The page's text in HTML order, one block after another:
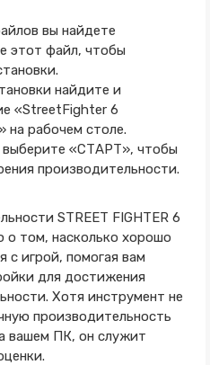
вы найдете
этот файл, чтобы
найдите и
«StreetFighter 6
на рабочем столе.
выберите «СТАРТ», чтобы
производительности.
STREET FIGHTER 6
том, насколько хорошо
с игрой, помогая вам
для достижения
Хотя инструмент не
производительность
вашем ПК, он служит